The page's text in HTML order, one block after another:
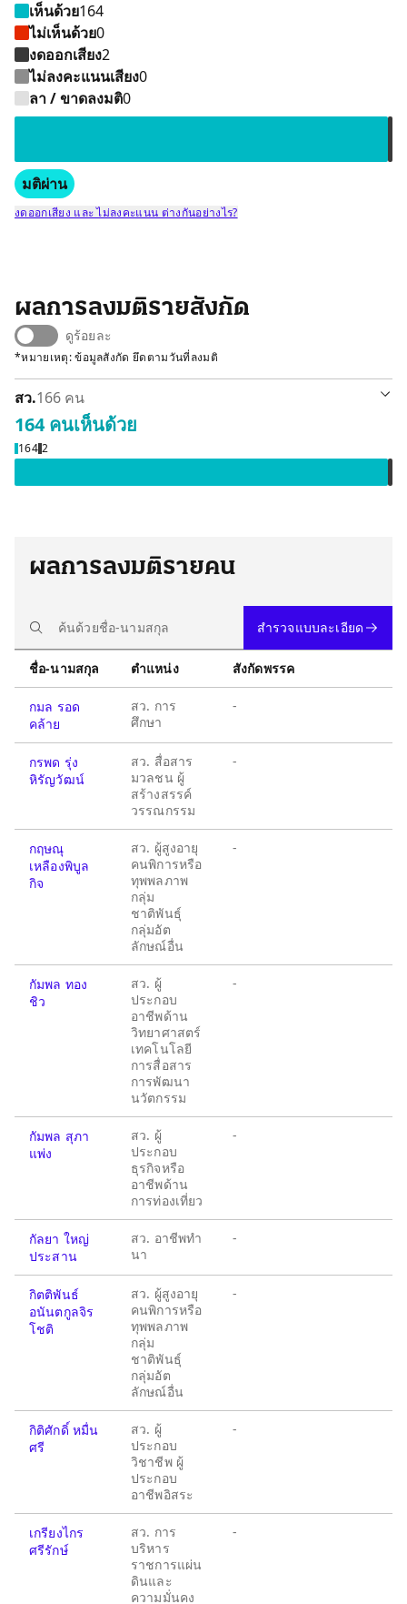
เห็นด้วย164
ไม่เห็นด้วย0
งดออกเสียง2
ไม่ลงคะแนนเสียง0
ลา / ขาดลงมติ0
มติผ่าน
งดออกเสียง และ ไม่ลงคะแนน ต่างกันอย่างไร?
ผลการลงมติรายสังกัด
ดูร้อยละ
*หมายเหตุ: ข้อมูลสังกัด ยึดตามวันที่ลงมติ
สว.166 คน
164 คนเห็นด้วย
164 2
ผลการลงมติรายคน
สำรวจแบบละเอียด
ชื่อ-นามสกุล ตำแหน่ง สังกัดพรรค
กมล รอด
คล้าย
สว. การ
ศึกษา
-
กรพด รุ่ง
หิรัญวัฒน์
สว. สื่อสาร
มวลชน ผู้
สร้างสรรค์
วรรณกรรม
-
กฤษณุ
เหลืองพิบูล
กิจ
สว. ผู้สูงอายุ
คนพิการหรือ
ทุพพลภาพ
กลุ่ม
ชาติพันธุ์
กลุ่มอัต
ลักษณ์อื่น
-
กัมพล ทอง
ชิว
สว. ผู้
ประกอบ
อาชีพด้าน
วิทยาศาสตร์
เทคโนโลยี
การสื่อสาร
การพัฒนา
นวัตกรรม
-
กัมพล สุภา
แพ่ง
สว. ผู้
ประกอบ
ธุรกิจหรือ
อาชีพด้าน
การท่องเที่ยว
-
กัลยา ใหญ่
ประสาน
สว. อาชีพทำ
นา
-
กิตติพันธ์
อนันตกูลจิร
โชติ
สว. ผู้สูงอายุ
คนพิการหรือ
ทุพพลภาพ
กลุ่ม
ชาติพันธุ์
กลุ่มอัต
ลักษณ์อื่น
-
กิติศักดิ์ หมื่น
ศรี
สว. ผู้
ประกอบ
วิชาชีพ ผู้
ประกอบ
อาชีพอิสระ
-
เกรียงไกร
ศรีรักษ์
สว. การ
บริหาร
ราชการแผ่น
ดินและ
ความมั่นคง
-